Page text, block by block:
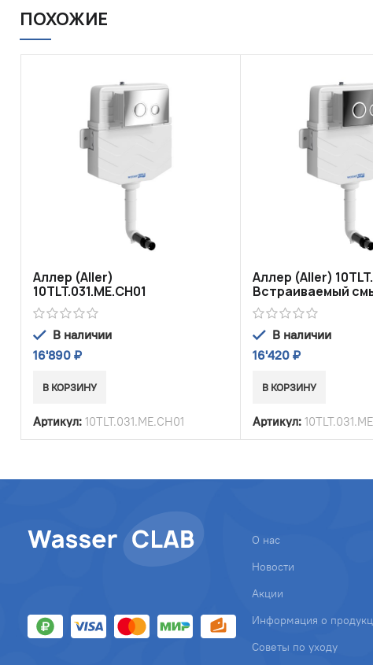
ПОХОЖИЕ
Аллер (Aller)
10TLT.031.ME.CH01
Встраиваемый смывной
бачок
В наличии
16'890 ₽
В КОРЗИНУ
Артикул: 10TLT.031.ME.CH01
Аллер (Aller)
Встраиваемый
бачок
В наличии
16'420 ₽
В КОРЗИНУ
Артикул:
О нас
Новости
Акции
Информация о
Советы по уходу